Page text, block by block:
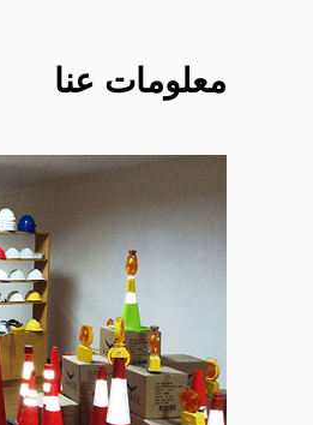
معلومات عنا